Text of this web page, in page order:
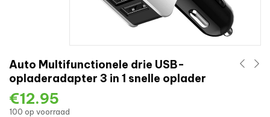
Auto Multifunctionele drie USB-
opladeradapter 3 in 1 snelle oplader
€12.95
100 op voorraad